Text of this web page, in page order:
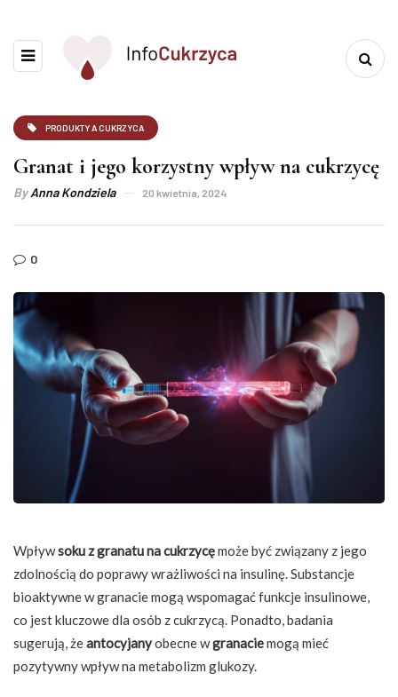
PRODUKTY A CUKRZYCA
Granat i jego korzystny wpływ na cukrzycę
ByAnna Kondziela 20 kwietnia, 2024
0
Wpływsoku z granatu na cukrzycęmoże być związany z jego
zdolnością do poprawy wrażliwości na insulinę. Substancje
bioaktywne w granacie mogą wspomagać funkcje insulinowe,
co jest kluczowe dla osób z cukrzycą. Ponadto, badania
sugerują, żeantocyjanyobecne wgranaciemogą mieć
pozytywny wpływ na metabolizm glukozy.